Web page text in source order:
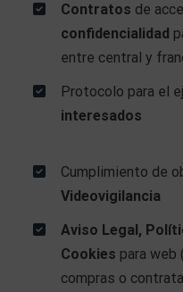
Contratos de
confidencialidad
entre central y
Protocolo para el
interesados
Cumplimiento de
Videovigilancia
Aviso Legal,
Cookies para web
compras o